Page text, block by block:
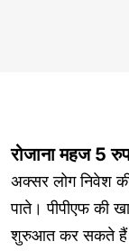
रोजाना महज 5
अक्सर लोग निवेश
पाते। पीपीएफ की
शुरुआत कर सकते